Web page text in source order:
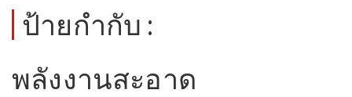
ป้ายกำกับ :
พลังงานสะอาด